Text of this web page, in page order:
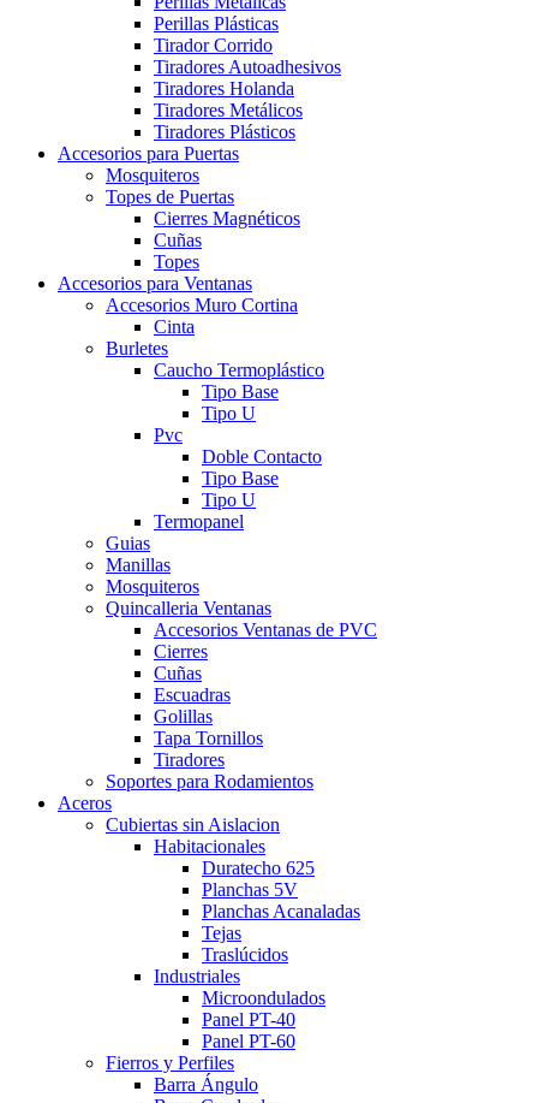
Perillas Plásticas
Tirador Corrido
Tiradores Autoadhesivos
Tiradores Holanda
Tiradores Metálicos
Tiradores Plásticos
Accesorios para Puertas
Mosquiteros
Topes de Puertas
Cierres Magnéticos
Cuñas
Topes
Accesorios para Ventanas
Accesorios Muro Cortina
Cinta
Burletes
Caucho Termoplástico
Tipo Base
Tipo U
Pvc
Doble Contacto
Tipo Base
Tipo U
Termopanel
Guias
Manillas
Mosquiteros
Quincalleria Ventanas
Accesorios Ventanas de PVC
Cierres
Cuñas
Escuadras
Golillas
Tapa Tornillos
Tiradores
Soportes para Rodamientos
Aceros
Cubiertas sin Aislacion
Habitacionales
Duratecho 625
Planchas 5V
Planchas Acanaladas
Tejas
Traslúcidos
Industriales
Microondulados
Panel PT-40
Panel PT-60
Fierros y Perfiles
Barra Ángulo